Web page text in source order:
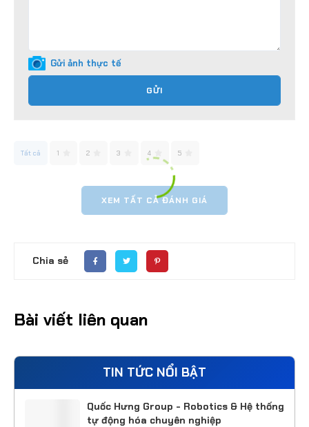
Gửi ảnh thực tế
GỬI
Tất cả 1 2 3 4 5
XEM TẤT CẢ ĐÁNH GIÁ
Chia sẻ
Bài viết liên quan
TIN TỨC NỔI BẬT
Quốc Hưng Group - Robotics & Hệ thống
tự động hóa chuyên nghiệp